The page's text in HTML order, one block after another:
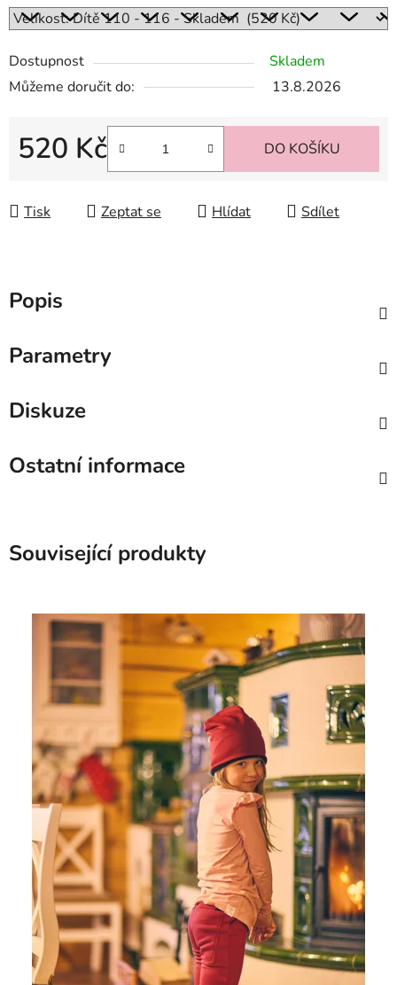
Dostupnost
Skladem
Můžeme doručit do:
13.8.2026
520 Kč DO KOŠÍKU
Tisk Zeptat se Hlídat Sdílet
Popis
Parametry
Diskuze
Ostatní informace
Související produkty